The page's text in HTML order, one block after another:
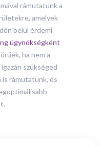
rámutatunk a
amelyek
belül érdemi
ügynökségként
ha nem a
szükséged
is rámutatunk, és